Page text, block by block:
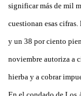
significar más de mil
cuestionan esas
y un 38 por ciento
noviembre autoriza a
hierba y a cobrar